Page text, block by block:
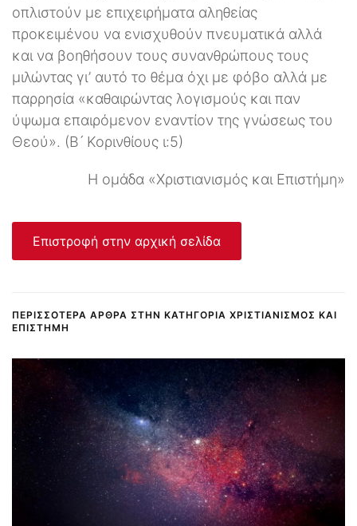
οπλιστούν με επιχειρήματα αληθείας
προκειμένου να ενισχυθούν πνευματικά αλλά
και να βοηθήσουν τους συνανθρώπους τους
μιλώντας γι’ αυτό το θέμα όχι με φόβο αλλά με
παρρησία «καθαιρώντας λογισμούς και παν
ύψωμα επαιρόμενον εναντίον της γνώσεως του
Θεού». (Β ́ Κορινθίους ι:5)
Η ομάδα «Χριστιανισμός και Επιστήμη»
Επιστροφή στην αρχική σελίδα
ΠΕΡΙΣΣΌΤΕΡΑ ΆΡΘΡΑ ΣΤΗΝ ΚΑΤΗΓΟΡΊΑ ΧΡΙΣΤΙΑΝΙΣΜΌΣ ΚΑΙ
ΕΠΙΣΤΉΜΗ